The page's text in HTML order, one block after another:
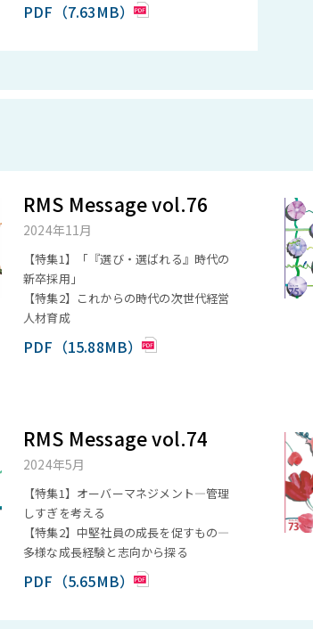
PDF（7.63MB）
RMS Message vol.76
2024年11月
【特集1】「『選び・選ばれる』時代の
新卒採用」
【特集2】これからの時代の次世代経営
人材育成
PDF（15.88MB）
RMS Message vol.74
2024年5月
【特集1】オーバーマネジメント―管理
しすぎを考える
【特集2】中堅社員の成長を促すもの―
多様な成長経験と志向から探る
PDF（5.65MB）